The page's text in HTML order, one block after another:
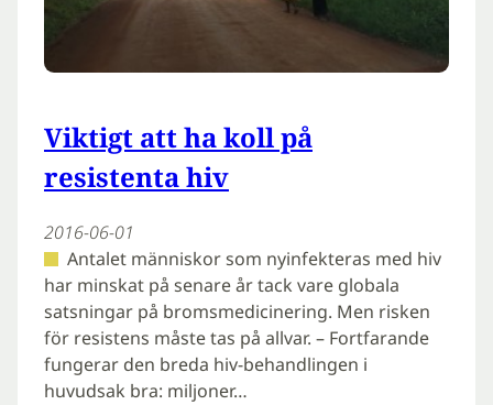
Viktigt att ha koll på
resistenta hiv
2016-06-01
Antalet människor som nyinfekteras med hiv
har minskat på senare år tack vare globala
satsningar på bromsmedicinering. Men risken
för resistens måste tas på allvar. – Fortfarande
fungerar den breda hiv-behandlingen i
huvudsak bra: miljoner…